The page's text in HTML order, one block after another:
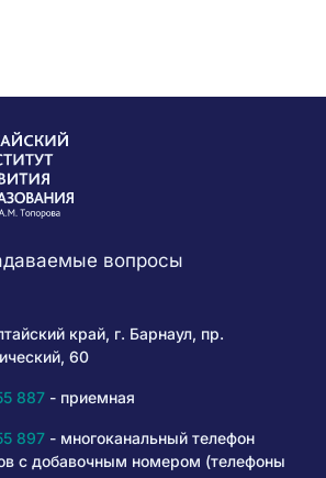
вопросы
край, г. Барнаул, пр.
60
887- приемная
897- многоканальный телефон
с добавочным номером (телефоны